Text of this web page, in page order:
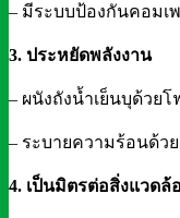
– มีระบบป้องกันคอมเ
3. ประหยัดพลังงาน
– ผนังถังน้ำเย็นบุด้วยโ
– ระบายความร้อนด้ว
4. เป็นมิตรต่อสิ่งแวดล้